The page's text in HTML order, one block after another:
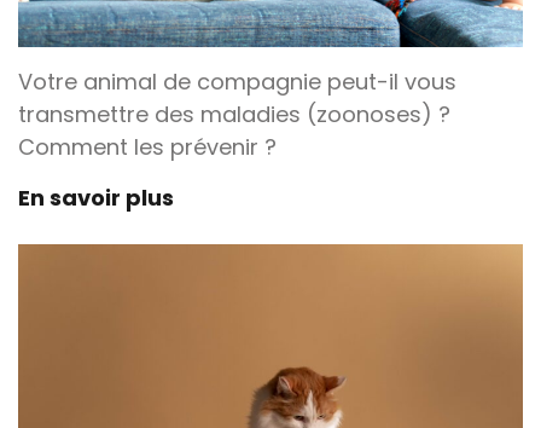
Votre animal de compagnie peut-il vous
transmettre des maladies (zoonoses) ?
Comment les prévenir ?
En savoir plus